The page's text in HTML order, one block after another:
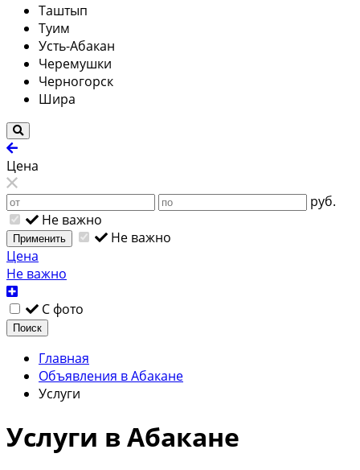
Таштып
Туим
Усть-Абакан
Черемушки
Черногорск
Шира
Цена
руб.
Не важно
Применить
Не важно
Цена
Не важно
С фото
Поиск
Главная
Объявления в Абакане
Услуги
Услуги в Абакане